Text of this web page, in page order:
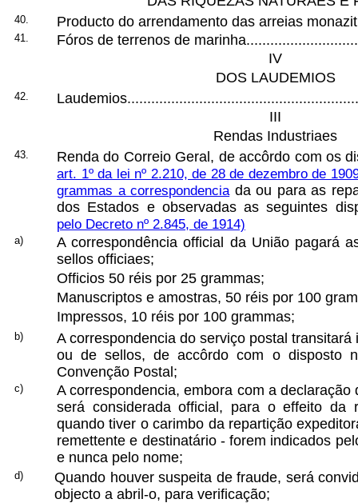
40. Producto do arrendamento das arreias
41.
Fóros de terrenos de
IV
DOS LAUDEMIOS
42.
III
Rendas Industriaes
43.
Renda do Correio Geral, de accôrdo com os
art. 1º da lei nº 2.210, de 28 de dezembro de
grammas a correspondencia da ou para as
dos Estados e observadas as seguintes
pelo Decreto nº 2.845, de 1914)
a)
A correspondência official da União pagará
sellos officiaes;
Officios 50 réis por 25 grammas;
Manuscriptos e amostras, 50 réis por 100
Impressos, 10 réis por 100 grammas;
b)
A correspondencia do serviço postal transitará
ou de sellos, de accôrdo com o disposto
Convenção Postal;
c)
A correspondencia, embora com a declaração
será considerada official, para o effeito da
quando tiver o carimbo da repartição
remettente e destinatário - forem indicados
e nunca pelo nome;
d)
Quando houver suspeita de fraude, será
objecto a abril-o, para verificação;